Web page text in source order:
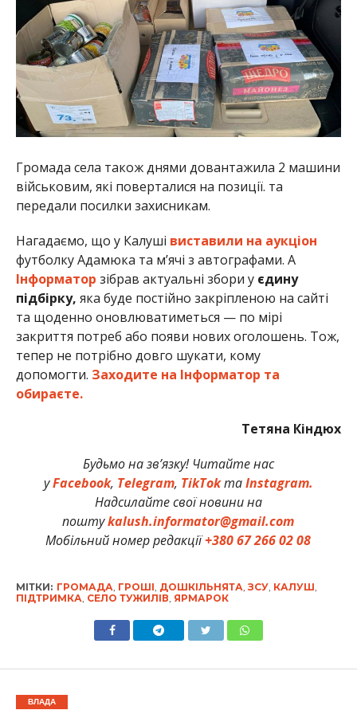
Громада села також днями довантажила 2 машини
військовим, які поверталися на позиції. та
передали посилки захисникам.
Нагадаємо, що у Калуші виставили на аукціон
футболку Адамюка та м’ячі з автографами. А
Інформатор зібрав актуальні збори уєдину
підбірку, яка буде постійно закріпленою на сайті
та щоденно оновлюватиметься — по мірі
закриття потреб або появи нових оголошень. Тож,
тепер не потрібно довго шукати, кому
допомогти. Заходите на Інформатор та
обираєте.
Тетяна Кіндюх
Будьмо на зв’язку! Читайте нас
уFacebook, Telegram, TikTokтаInstagram.
Надсилайте свої новини на
поштуkalush.informator@gmail.com
Мобільний номер редакції+380 67 266 02 08
МІТКИ: ГРОМАДА ГРОШІ ДОШКІЛЬНЯТА ЗСУ, КАЛУШ
ПІДТРИМКА СЕЛО ТУЖИЛІВ ЯРМАРОК
ВЛАДА